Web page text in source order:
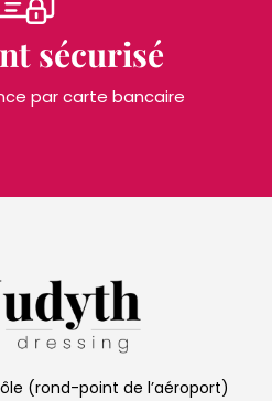
sécurisé
par carte bancaire
(rond-point de l’aéroport)